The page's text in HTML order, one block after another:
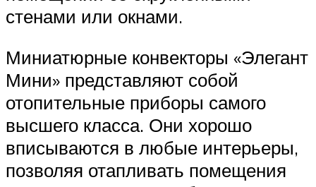
стенами или окнами.
Миниатюрные конвекторы «Элегант
Мини» представляют собой
отопительные приборы самого
высшего класса. Они хорошо
вписываются в любые интерьеры,
позволяя отапливать помещения